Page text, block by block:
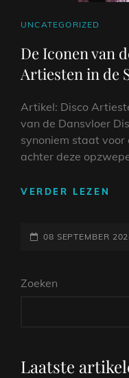
CAT
UNCATEGORIZED
De Iconen van
Artiesten in de
Artikel: Disco
van de Dansvloer
synoniem staat voor
achter deze
VERDER LEZEN
DE
GEPLAATST
08 SEPTEMBER
Zoeken
Laatste